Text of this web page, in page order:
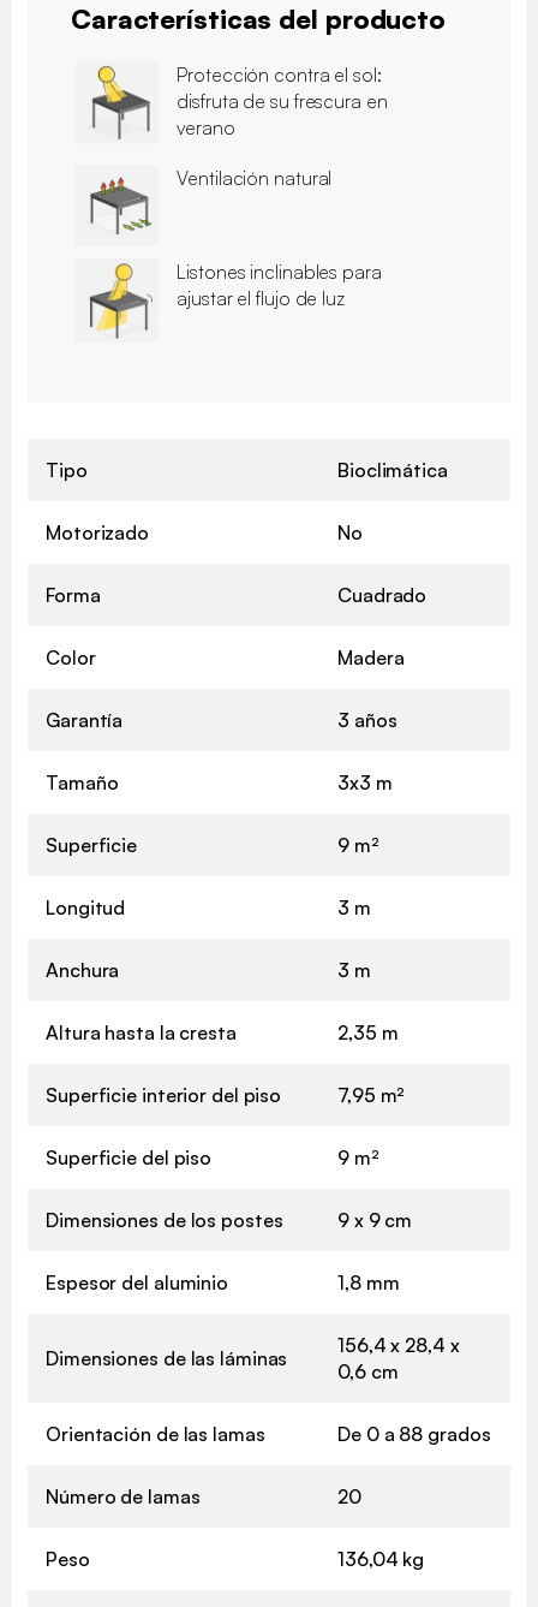
Características del producto
Protección contra el sol:
disfruta de su frescura en
verano
Ventilación natural
Listones inclinables para
ajustar el flujo de luz
Tipo Bioclimática
Motorizado No
Forma Cuadrado
Color Madera
Garantía 3 años
Tamaño 3x3 m
Superficie 9 m²
Longitud 3 m
Anchura 3 m
Altura hasta la cresta 2,35 m
Superficie interior del piso 7,95 m²
Superficie del piso 9 m²
Dimensiones de los postes 9 x 9 cm
Espesor del aluminio 1,8 mm
Dimensiones de las láminas
156,4 x 28,4 x
0,6 cm
Orientación de las lamas De 0 a 88 grados
Número de lamas 20
Peso 136,04 kg